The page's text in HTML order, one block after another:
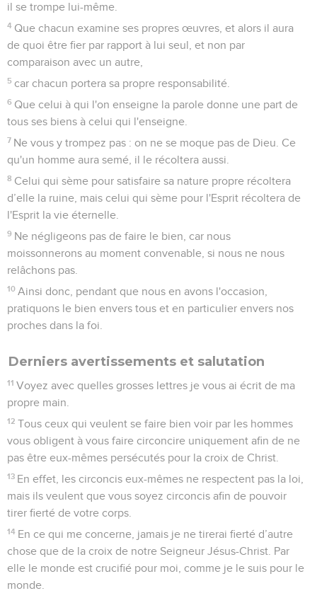
il se trompe lui-même.
4 Que chacun examine ses propres œuvres, et alors il aura
de quoi être fier par rapport à lui seul, et non par
comparaison avec un autre,
5 car chacun portera sa propre responsabilité.
6 Que celui à qui l'on enseigne la parole donne une part de
tous ses biens à celui qui l'enseigne.
7 Ne vous y trompez pas : on ne se moque pas de Dieu. Ce
qu'un homme aura semé, il le récoltera aussi.
8 Celui qui sème pour satisfaire sa nature propre récoltera
d’elle la ruine, mais celui qui sème pour l'Esprit récoltera de
l'Esprit la vie éternelle.
9 Ne négligeons pas de faire le bien, car nous
moissonnerons au moment convenable, si nous ne nous
relâchons pas.
10 Ainsi donc, pendant que nous en avons l'occasion,
pratiquons le bien envers tous et en particulier envers nos
proches dans la foi.
Derniers avertissements et salutation
11 Voyez avec quelles grosses lettres je vous ai écrit de ma
propre main.
12 Tous ceux qui veulent se faire bien voir par les hommes
vous obligent à vous faire circoncire uniquement afin de ne
pas être eux-mêmes persécutés pour la croix de Christ.
13 En effet, les circoncis eux-mêmes ne respectent pas la loi,
mais ils veulent que vous soyez circoncis afin de pouvoir
tirer fierté de votre corps.
14 En ce qui me concerne, jamais je ne tirerai fierté d’autre
chose que de la croix de notre Seigneur Jésus-Christ. Par
elle le monde est crucifié pour moi, comme je le suis pour le
monde.